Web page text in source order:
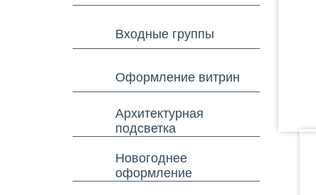
Входные группы
Оформление витрин
Архитектурная
подсветка
Новогоднее
оформление